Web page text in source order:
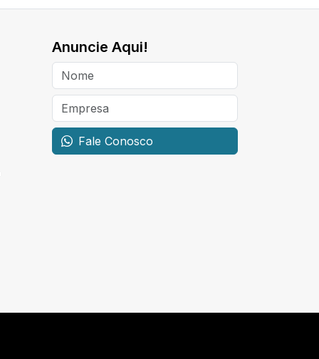
Anuncie Aqui!
Fale Conosco